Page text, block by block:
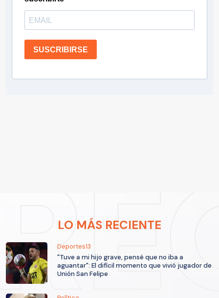
SUSCRIBIRSE
LO MÁS RECIENTE
Deportes13
"Tuve a mi hijo grave, pensé que no iba a
aguantar": El difícil momento que vivió jugador de
Unión San Felipe